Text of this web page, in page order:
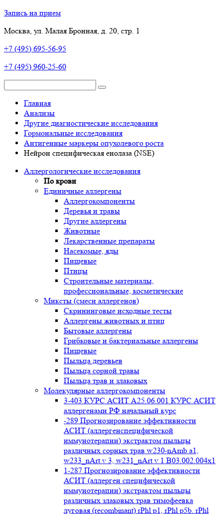
Запись на прием
Москва, ул. Малая Бронная, д. 20, стр. 1
+7 (495) 695-56-95
+7 (495) 960-25-60
Главная
Анализы
Другие диагностические исследования
Гормональные исследования
Антигенные маркеры опухолевого роста
Нейрон специфическая енолаза (NSE)
Аллергологические исследования
По крови
Единичные аллергены
Аллергокомпоненты
Деревья и травы
Другие аллергены
Животные
Лекарственные препараты
Насекомые, яды
Пищевые
Птицы
Строительные материалы,
профессиональные, косметические
Миксты (смеси аллергенов)
Cкрининговые исходные тесты
Аллергены животных и птиц
Бытовые аллергены
Грибковые и бактериальные аллергены
Пищевые
Пыльца деревьев
Пыльца сорной травы
Пыльца трав и злаковых
Молекулярные аллергокомпоненты
3-403 КУРС АСИТ А25.06.001 КУРС АСИТ
аллергенами РФ начальный курс
-289 Прогнозирование эффективности
АСИТ (аллергенспецифической
иммунотерапии) экстрактом пыльцы
различных сорных трав w230-nAmb a1,
w233_nArt v 3, w231_nArt v 1 В03.002.004x1
1-287 Прогнозирование эффективности
АСИТ (аллерген специфической
иммунотерапии) экстрактом пыльцы
различных злаковых трав тимофеевка
луговая (recombinant) rPhl p1, rPhl p5b. rPhl